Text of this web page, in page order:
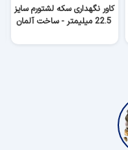
کاور نگهداری سکه لشتورم سایز
22.5 میلیمتر - ساخت آلمان